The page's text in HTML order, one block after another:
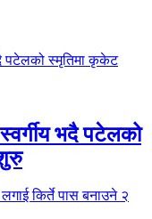
स्वर्गीय भदै पटेलको